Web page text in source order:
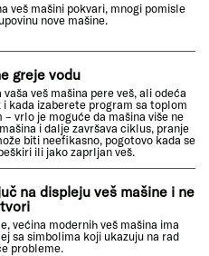
veš mašini pokvari, mnogi pomisle
nove mašine.
greje vodu
veš mašina pere veš, ali odeća
i kada izaberete program sa toplom
– vrlo je moguće da mašina više ne
i dalje završava ciklus, pranje
biti neefikasno, pogotovo kada se
ili jako zaprljan veš.
na displeju veš mašine i ne
većina modernih veš mašina ima
sa simbolima koji ukazuju na rad
probleme.